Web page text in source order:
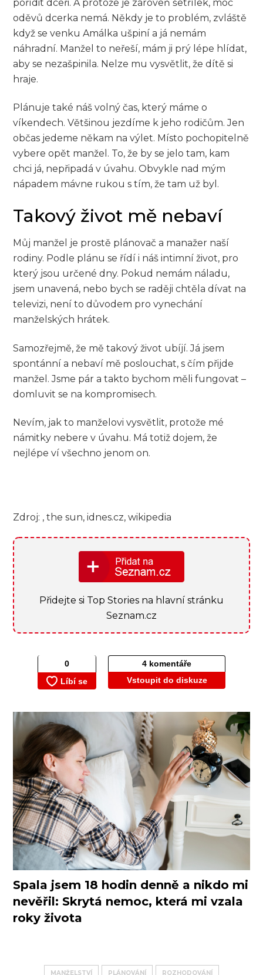
pořídit dceři. A protože je zároveň šetřílek, moc
oděvů dcerka nemá. Někdy je to problém, zvláště
když se venku Amálka ušpiní a já nemám
náhradní. Manžel to neřeší, mám ji prý lépe hlídat,
aby se nezašpinila. Nelze mu vysvětlit, že dítě si
hraje.
Plánuje také náš volný čas, který máme o
víkendech. Většinou jezdíme k jeho rodičům. Jen
občas jedeme někam na výlet. Místo pochopitelně
vybere opět manžel. To, že by se jelo tam, kam
chci já, nepřipadá v úvahu. Obvykle nad mým
nápadem mávne rukou s tím, že tam už byl.
Takový život mě nebaví
Můj manžel je prostě plánovač a manažer naší
rodiny. Podle plánu se řídí i náš intimní život, pro
který jsou určené dny. Pokud nemám náladu,
jsem unavená, nebo bych se raději chtěla dívat na
televizi, není to důvodem pro vynechání
manželských hrátek.
Samozřejmě, že mě takový život ubíjí. Já jsem
spontánní a nebaví mě poslouchat, s čím přijde
manžel. Jsme pár a takto bychom měli fungovat –
domluvit se na kompromisech.
Nevím, jak to manželovi vysvětlit, protože mé
námitky nebere v úvahu. Má totiž dojem, že
nejlépe ví všechno jenom on.
Zdroj: , the sun, idnes.cz, wikipedia
Přidejte si Top Stories na hlavní stránku
Seznam.cz
4 komentáře
Vstoupit do diskuze
Spala jsem 18 hodin denně a nikdo mi
nevěřil: Skrytá nemoc, která mi vzala
roky života
MANŽELSTVÍ PLÁNOVÁNÍ ROZHODOVÁNÍ